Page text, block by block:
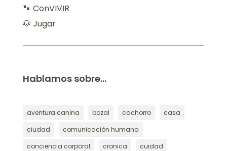
🐾 ConVIVIR
🐶 Jugar
Hablamos sobre…
aventura canina bozal cachorro
casa
ciudad
comunicación humana
conciencia corporal
cronica
cuidad